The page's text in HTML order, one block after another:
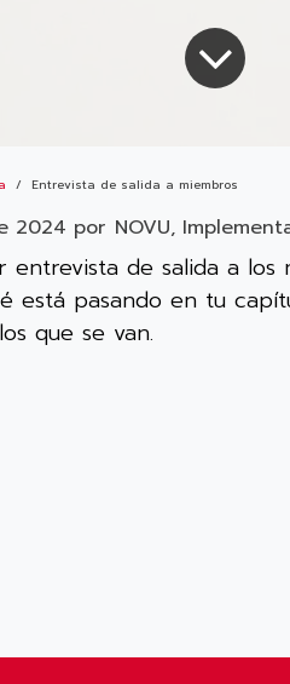
Entrevista de salida a miembros
2024 por NOVU,
entrevista de salida a los
está pasando en tu
que se van.